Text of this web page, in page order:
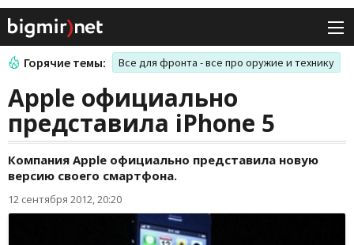
Горячие темы: Все для фронта - все про оружие и технику
Apple официально
представила iPhone 5
Компания Apple официально представила новую
версию своего смартфона.
12 сентября 2012, 20:20